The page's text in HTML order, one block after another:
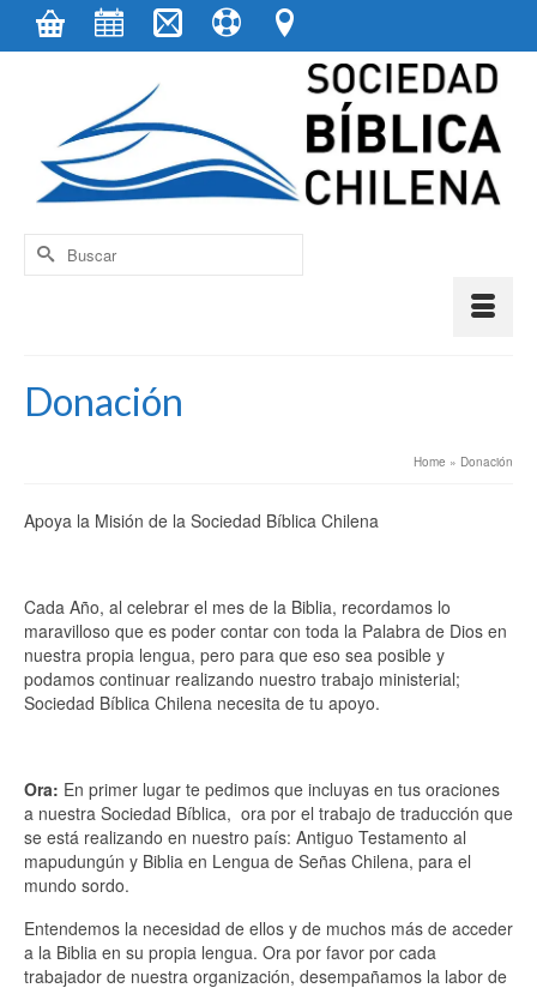
contenido
Buscar
por:
Donación
Home » Donación
Apoya la Misión de la Sociedad Bíblica Chilena
Cada Año, al celebrar el mes de la Biblia, recordamos lo
maravilloso que es poder contar con toda la Palabra de Dios en
nuestra propia lengua, pero para que eso sea posible y
podamos continuar realizando nuestro trabajo ministerial;
Sociedad Bíblica Chilena necesita de tu apoyo.
Ora: En primer lugar te pedimos que incluyas en tus oraciones
a nuestra Sociedad Bíblica, ora por el trabajo de traducción que
se está realizando en nuestro país: Antiguo Testamento al
mapudungún y Biblia en Lengua de Señas Chilena, para el
mundo sordo.
Entendemos la necesidad de ellos y de muchos más de acceder
a la Biblia en su propia lengua. Ora por favor por cada
trabajador de nuestra organización, desempañamos la labor de